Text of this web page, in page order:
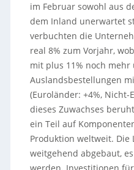
im Februar sowohl aus
dem Inland unerwartet
verbuchten die
real 8% zum Vorjahr,
mit plus 11% noch
Auslandsbestellungen
(Euroländer: +4%, Nicht-
dieses Zuwachses
ein Teil auf
Produktion weltweit. Die
weitgehend abgebaut,